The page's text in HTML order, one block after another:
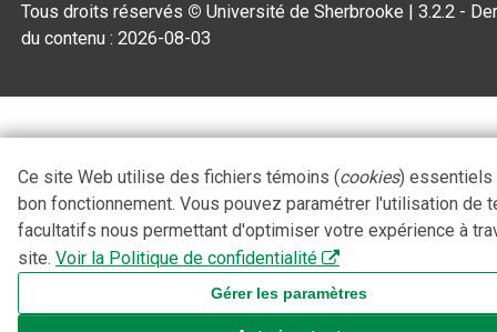
Tous droits réservés © Université de Sherbrooke |3.2.2 -
du contenu :2026-08-03
Ce site Web utilise des fichiers témoins (cookies) essentiels
bon fonctionnement. Vous pouvez paramétrer l'utilisation de
facultatifs nous permettant d'optimiser votre expérience à
site. Voir la Politique de confidentialité
Gérer les paramètres